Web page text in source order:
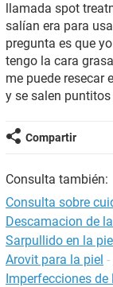
llamada spot
salían era para
pregunta es que
tengo la cara
me puede resecar
y se salen
Compartir
Consulta también:
Consulta sobre
Descamacion de
Sarpullido en la
Arovit para la piel -
Imperfecciones de